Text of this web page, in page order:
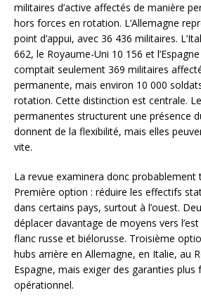
militaires d’active affectés de manière
hors forces en rotation. L’Allemagne
point d’appui, avec 36 436 militaires.
662, le Royaume-Uni 10 156 et
comptait seulement 369 militaires
permanente, mais environ 10 000
rotation. Cette distinction est centrale.
permanentes structurent une présence
donnent de la flexibilité, mais elles
vite.
La revue examinera donc probablement
Première option : réduire les effectifs
dans certains pays, surtout à l’ouest.
déplacer davantage de moyens vers l’est
flanc russe et biélorusse. Troisième
hubs arrière en Allemagne, en Italie, au
Espagne, mais exiger des garanties plus
opérationnel.